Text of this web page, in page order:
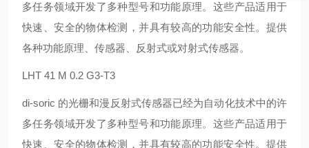
多任务领域开发了多种型号和功能原理。这些产品适用于
快速、安全的物体检测，并具有较高的功能安全性。提供
各种功能原理、传感器、反射式或对射式传感器。
LHT 41 M 0.2 G3-T3
di-soric 的光栅和漫反射式传感器已经为自动化技术中的许
多任务领域开发了多种型号和功能原理。这些产品适用于
快速、安全的物体检测，并具有较高的功能安全性。提供